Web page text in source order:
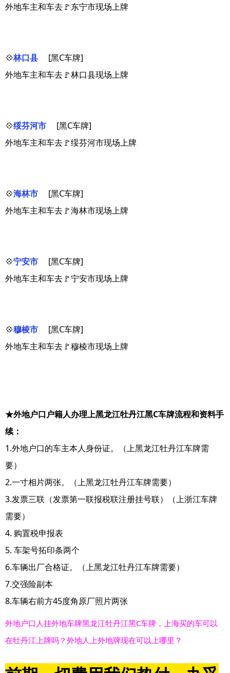
外地车主和车去🚩东宁市现场上牌
💠林口县
[黑C车牌]
外地车主和车去🚩林口县现场上牌
💠绥芬河市
[黑C车牌]
外地车主和车去🚩绥芬河市现场上牌
💠海林市
[黑C车牌]
外地车主和车去🚩海林市现场上牌
💠宁安市
[黑C车牌]
外地车主和车去🚩宁安市现场上牌
💠穆棱市
[黑C车牌]
外地车主和车去🚩穆棱市现场上牌
★外地户口户籍人办理上黑龙江牡丹江黑C车牌流程和资料手
续：
1.外地户口的车主本人身份证。（上黑龙江牡丹江车牌需
要）
2.一寸相片两张。（上黑龙江牡丹江车牌需要）
3.发票三联（发票第一联报税联注册挂号联）（上浙江车牌
需要）
4. 购置税申报表
5. 车架号拓印条两个
6.车辆出厂合格证。（上黑龙江牡丹江车牌需要）
7.交强险副本
8.车辆右前方45度角原厂照片两张
外地户口人挂外地车牌黑龙江牡丹江黑C车牌，上海买的车可以
在牡丹江上牌吗？外地人上外地牌现在可以上哪里？